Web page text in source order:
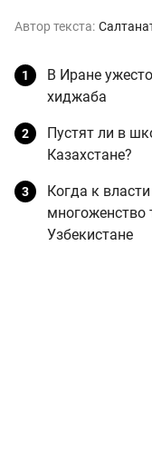
Автор текста:
В Иране
хиджаба
Пустят ли в
Казахстане?
Когда к
многоженство
Узбекистане